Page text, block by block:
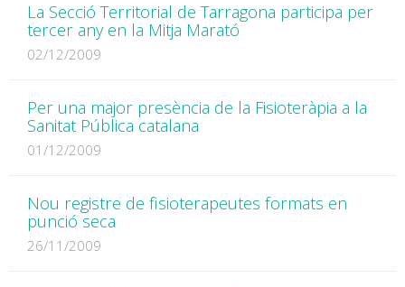
La Secció Territorial de Tarragona participa per
tercer any en la Mitja Marató
02/12/2009
Per una major presència de la Fisioteràpia a la
Sanitat Pública catalana
01/12/2009
Nou registre de fisioterapeutes formats en
punció seca
26/11/2009